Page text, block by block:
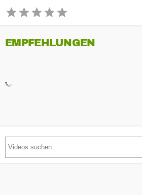
EMPFEHLUNGEN